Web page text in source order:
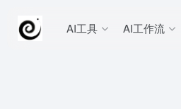
AI工具 AI工作流